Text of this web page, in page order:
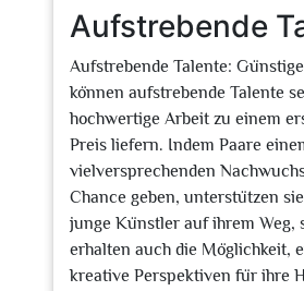
Aufstrebende
Aufstrebende Talente:
können aufstrebende Talente
hochwertige Arbeit zu einem
Preis liefern. Indem Paare
vielversprechenden
Chance geben, unterstützen
junge Künstler auf ihrem Weg,
erhalten auch die Möglichkeit,
kreative Perspektiven für ihre